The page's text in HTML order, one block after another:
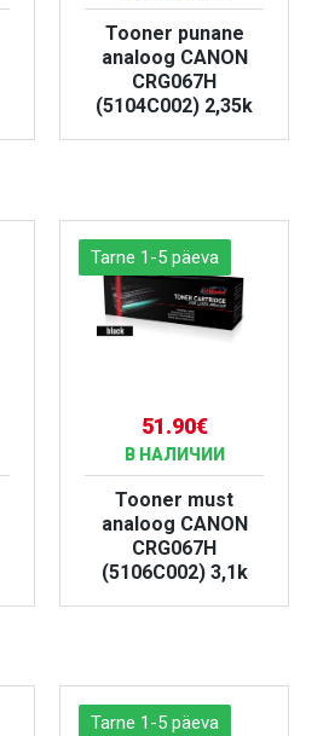
Tooner punane
analoog CANON
CRG067H
(5104C002) 2,35k
Tarne 1-5 päeva
51.90€
В НАЛИЧИИ
Tooner must
analoog CANON
CRG067H
(5106C002) 3,1k
Tarne 1-5 päeva